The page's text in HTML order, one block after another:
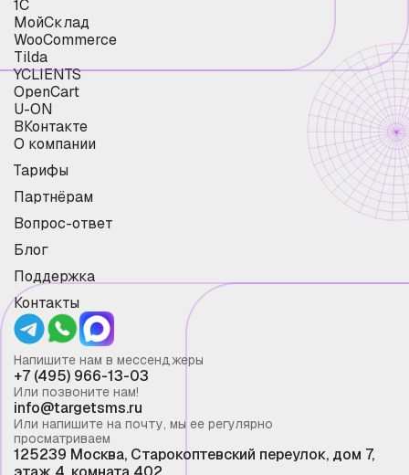
1С
МойСклад
WooCommerce
Tilda
YCLIENTS
OpenCart
U-ON
ВКонтакте
О компании
Тарифы
Партнёрам
Вопрос-ответ
Блог
Поддержка
Контакты
Напишите нам в мессенджеры
+7 (495) 966-13-03
Или позвоните нам!
info@targetsms.ru
Или напишите на почту, мы ее регулярно
просматриваем
125239 Москва, Старокоптевский переулок, дом 7,